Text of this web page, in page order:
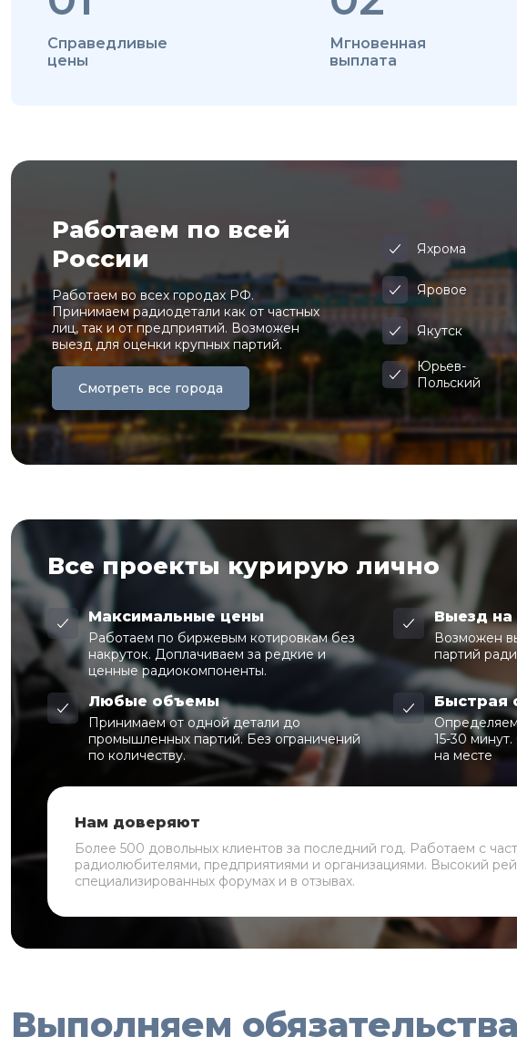
Справедливые
цены
Мгновенная
выплата
Работаем по всей
России
Работаем во всех городах РФ.
Принимаем радиодетали как от частных
лиц, так и от предприятий. Возможен
выезд для оценки крупных партий.
Смотреть все города
Яхрома
Яровое
Якутск
Юрьев-
Польский
Все проекты курирую лично
Максимальные цены
Работаем по биржевым котировкам без
накруток. Доплачиваем за редкие и
ценные радиокомпоненты.
Выезд на
Возможен
партий
Любые объемы
Принимаем от одной детали до
промышленных партий. Без ограничений
по количеству.
Быстрая
Определяем
15-30
на месте
Нам доверяют
Более 500 довольных клиентов за последний год. Работаем с
радиолюбителями, предприятиями и организациями. Высокий
специализированных форумах и в отзывах.
Выполняем